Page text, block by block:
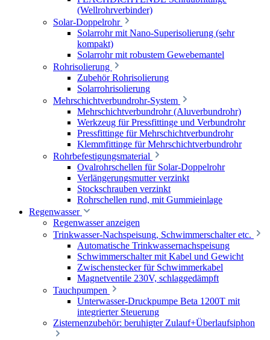
(Wellrohrverbinder)
Solar-Doppelrohr
Solarrohr mit Nano-Superisolierung (sehr
kompakt)
Solarrohr mit robustem Gewebemantel
Rohrisolierung
Zubehör Rohrisolierung
Solarrohrisolierung
Mehrschichtverbundrohr-System
Mehrschichtverbundrohr (Aluverbundrohr)
Werkzeug für Pressfittinge und Verbundrohr
Pressfittinge für Mehrschichtverbundrohr
Klemmfittinge für Mehrschichtverbundrohr
Rohrbefestigungsmaterial
Ovalrohrschellen für Solar-Doppelrohr
Verlängerungsmutter verzinkt
Stockschrauben verzinkt
Rohrschellen rund, mit Gummieinlage
Regenwasser
Regenwasser anzeigen
Trinkwasser-Nachspeisung, Schwimmerschalter etc.
Automatische Trinkwassernachspeisung
Schwimmerschalter mit Kabel und Gewicht
Zwischenstecker für Schwimmerkabel
Magnetventile 230V, schlaggedämpft
Tauchpumpen
Unterwasser-Druckpumpe Beta 1200T mit
integrierter Steuerung
Zisternenzubehör: beruhigter Zulauf+Überlaufsiphon